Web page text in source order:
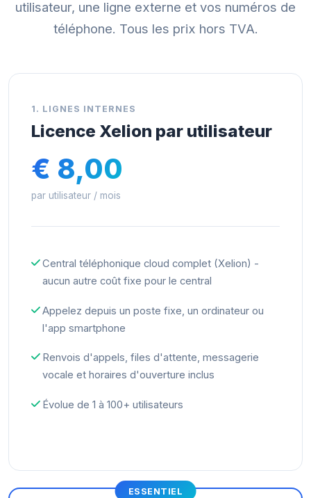
utilisateur, une ligne externe et vos numéros de
téléphone. Tous les prix hors TVA.
1. LIGNES INTERNES
Licence Xelion par utilisateur
€ 8,00
par utilisateur / mois
Central téléphonique cloud complet (Xelion) -
aucun autre coût fixe pour le central
Appelez depuis un poste fixe, un ordinateur ou
l'app smartphone
Renvois d'appels, files d'attente, messagerie
vocale et horaires d'ouverture inclus
Évolue de 1 à 100+ utilisateurs
ESSENTIEL